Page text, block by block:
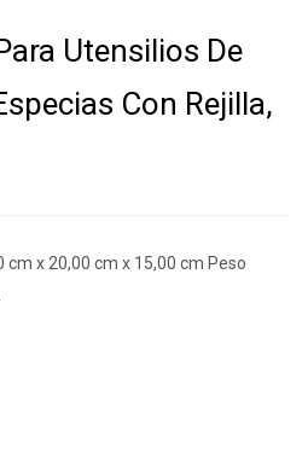
Utensilios De
Con Rejilla,
x 20,00 cm x 15,00 cm Peso